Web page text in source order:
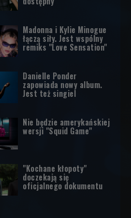
Madonna i Kylie Minogue
łączą siły. Jest wspólny
remiks "Love Sensation"
Danielle Ponder
zapowiada nowy album.
Jest też singiel
Nie będzie amerykańskiej
wersji "Squid Game"
"Kochane kłopoty"
doczekają się
oficjalnego dokumentu